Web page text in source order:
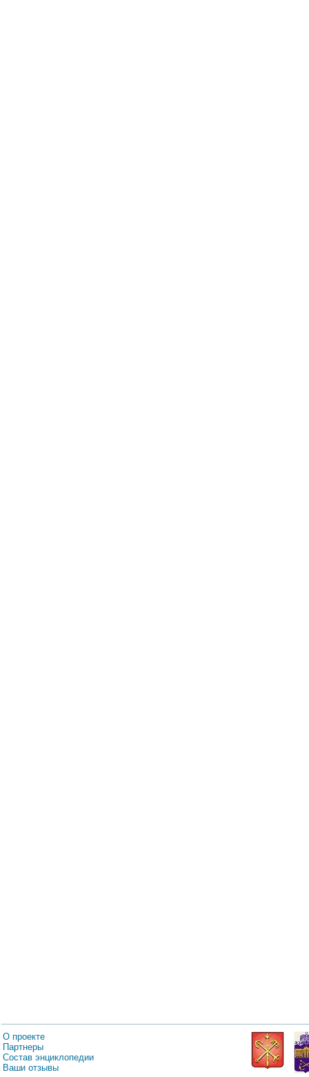
О проекте
Партнеры
Состав энциклопедии
Ваши отзывы